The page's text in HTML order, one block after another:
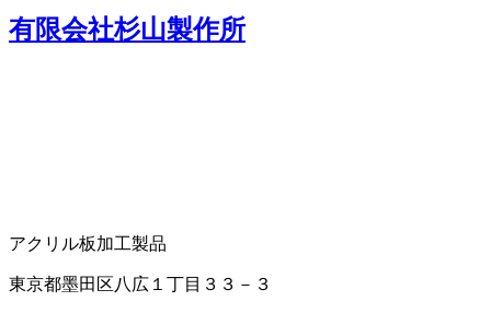
有限会社杉山製作所
アクリル板加工製品
東京都墨田区八広１丁目３３－３